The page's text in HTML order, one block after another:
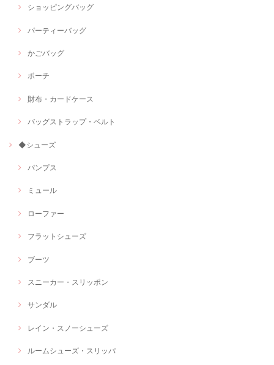
ショッピングバッグ
パーティーバッグ
かごバッグ
ポーチ
財布・カードケース
バッグストラップ・ベルト
◆シューズ
パンプス
ミュール
ローファー
フラットシューズ
ブーツ
スニーカー・スリッポン
サンダル
レイン・スノーシューズ
ルームシューズ・スリッパ